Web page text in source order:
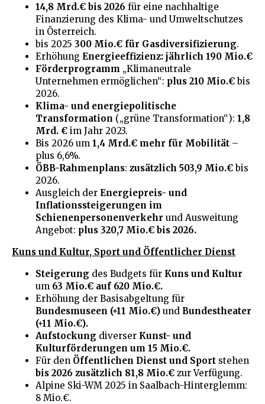
14,8 Mrd.€ bis 2026 für eine nachhaltige
Finanzierung des Klima- und Umweltschutzes
in Österreich.
bis 2025 300 Mio.€ für Gasdiversifizierung.
Erhöhung Energieeffizienz: jährlich 190 Mio.€
Förderprogramm „Klimaneutrale
Unternehmen ermöglichen“: plus 210 Mio.€bis
2026.
Klima- und energiepolitische
Transformation („grüne Transformation“): 1,8
Mrd. € im Jahr 2023.
Bis 2026 um 1,4 Mrd.€ mehr für Mobilität –
plus 6,6%.
ÖBB-Rahmenplans: zusätzlich 503,9 Mio.€bis
2026.
Ausgleich der Energiepreis- und
Inflationssteigerungen im
Schienenpersonenverkehr und Ausweitung
Angebot: plus 320,7 Mio.€ bis 2026.
Kuns und Kultur, Sport und Öffentlicher Dienst
Steigerung des Budgets für Kuns und Kultur
um 63 Mio.€ auf 620 Mio.€.
Erhöhung der Basisabgeltung für
Bundesmuseen (+11 Mio.€) und Bundestheater
(+11 Mio.€).
Aufstockung diverser Kunst- und
Kulturförderungen um 15 Mio.€.
Für den Öffentlichen Dienst und Sport stehen
bis 2026 zusätzlich 81,8 Mio.€ zur Verfügung.
Alpine Ski-WM 2025 in Saalbach-Hinterglemm:
8 Mio.€.